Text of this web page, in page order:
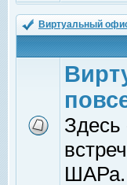
Виртуальный
Здесь
ШАРа.